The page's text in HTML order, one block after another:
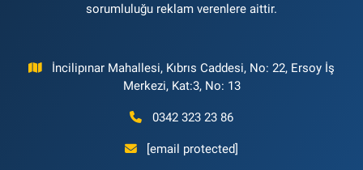
sorumluluğu reklam verenlere aittir.
İncilipınar Mahallesi, Kıbrıs Caddesi, No: 22, Ersoy İş
Merkezi, Kat:3, No: 13
0342 323 23 86
[email protected]